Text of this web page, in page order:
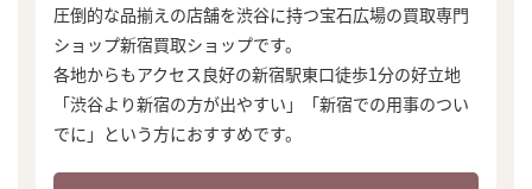
圧倒的な品揃えの店舗を渋谷に持つ宝石広場の買取専門
ショップ新宿買取ショップです。
各地からもアクセス良好の新宿駅東口徒歩1分の好立地
「渋谷より新宿の方が出やすい」「新宿での用事のつい
でに」という方におすすめです。